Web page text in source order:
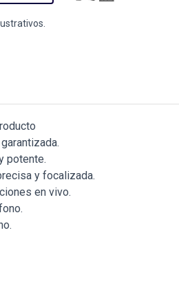
potente.
y focalizada.
en vivo.